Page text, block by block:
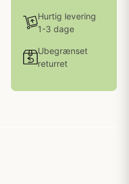
Hurtig levering
1-3 dage
Ubegrænset
returret